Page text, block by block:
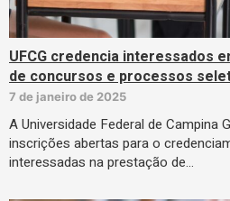
UFCG credencia interessados
de concursos e processos
7 de janeiro de 2025
A Universidade Federal de Campina
inscrições abertas para o
interessadas na prestação de…